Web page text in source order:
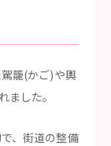
籠(かご)や輿
した。
、街道の整備